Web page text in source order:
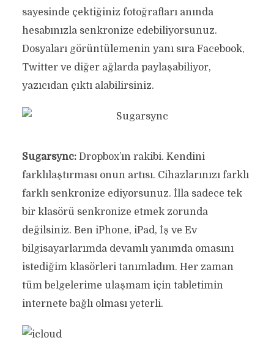
sayesinde çektiğiniz fotoğrafları anında
hesabınızla senkronize edebiliyorsunuz.
Dosyaları görüntülemenin yanı sıra Facebook,
Twitter ve diğer ağlarda paylaşabiliyor,
yazıcıdan çıktı alabilirsiniz.
Sugarsync:Dropbox’ın rakibi. Kendini
farklılaştırması onun artısı. Cihazlarınızı farklı
farklı senkronize ediyorsunuz. İlla sadece tek
bir klasörü senkronize etmek zorunda
değilsiniz. Ben iPhone, iPad, İş ve Ev
bilgisayarlarımda devamlı yanımda omasını
istediğim klasörleri tanımladım. Her zaman
tüm belgelerime ulaşmam için tabletimin
internete bağlı olması yeterli.